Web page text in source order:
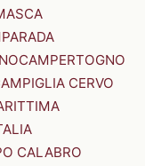
CAMPERTOGNO
CERVO
CALABRO